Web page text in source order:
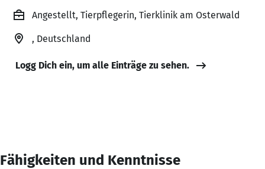
Angestellt, Tierpflegerin, Tierklinik am Osterwald
, Deutschland
Logg Dich ein, um alle Einträge zu sehen.
Fähigkeiten und Kenntnisse